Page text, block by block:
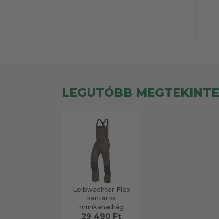
LEGUTÓBB
Leibwächter Flex
kantáros
munkanadrág
29 490 Ft